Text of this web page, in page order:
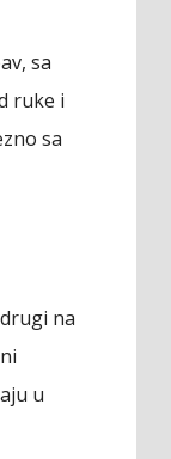
sa
ruke i
sa
na
u